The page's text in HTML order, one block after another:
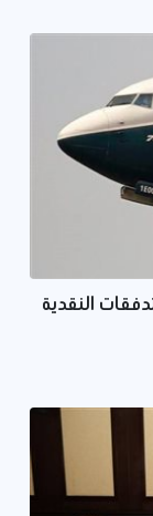
النقدية